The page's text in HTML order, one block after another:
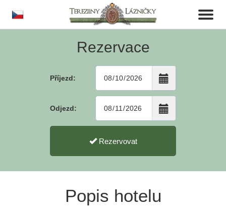
Toggle
Rezervace
Příjezd:
Odjezd:
Rezervovat
Popis hotelu